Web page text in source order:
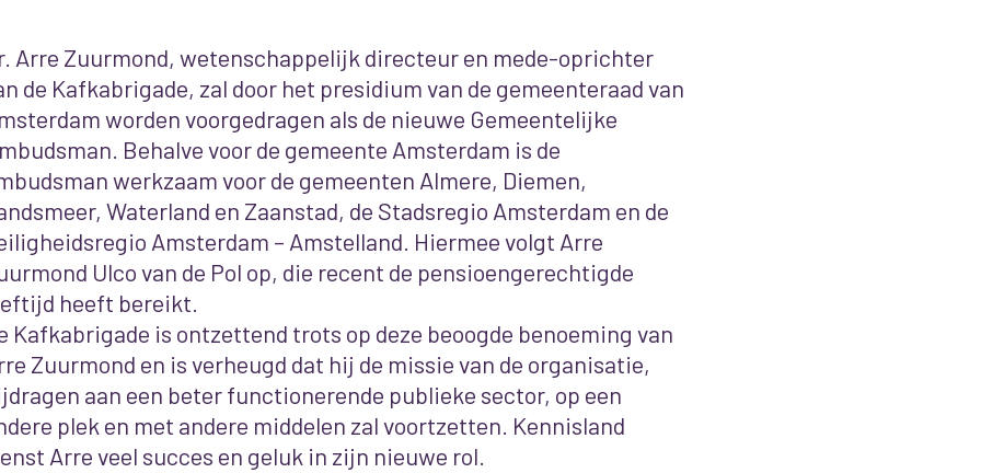
Arre Zuurmond, wetenschappelijk directeur en mede-oprichter
de Kafkabrigade, zal door het presidium van de gemeenteraad van
worden voorgedragen als de nieuwe Gemeentelijke
Behalve voor de gemeente Amsterdam is de
werkzaam voor de gemeenten Almere, Diemen,
Waterland en Zaanstad, de Stadsregio Amsterdam en de
Amsterdam – Amstelland. Hiermee volgt Arre
Ulco van de Pol op, die recent de pensioengerechtigde
heeft bereikt.
Kafkabrigade is ontzettend trots op deze beoogde benoeming van
Zuurmond en is verheugd dat hij de missie van de organisatie,
aan een beter functionerende publieke sector, op een
plek en met andere middelen zal voortzetten. Kennisland
Arre veel succes en geluk in zijn nieuwe rol.